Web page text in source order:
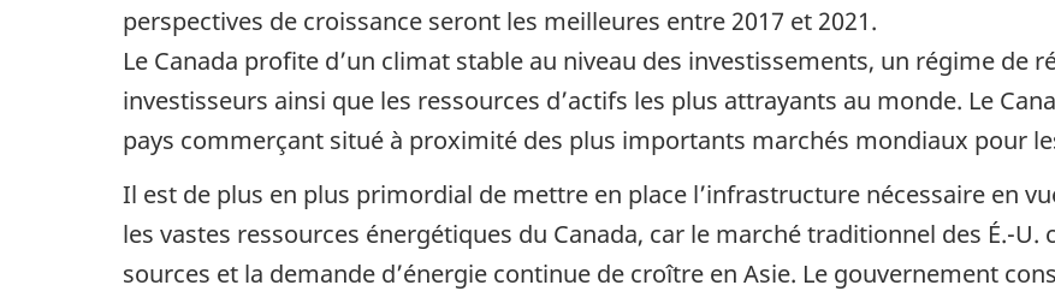
perspectives de croissance seront les meilleures entre 2017 et 2021.
Le Canada profite d’un climat stable au niveau des investissements, un régime de
investisseurs ainsi que les ressources d’actifs les plus attrayants au monde. Le
pays commerçant situé à proximité des plus importants marchés mondiaux pour
Il est de plus en plus primordial de mettre en place l’infrastructure nécessaire en
les vastes ressources énergétiques du Canada, car le marché traditionnel des É.-
sources et la demande d’énergie continue de croître en Asie. Le gouvernement